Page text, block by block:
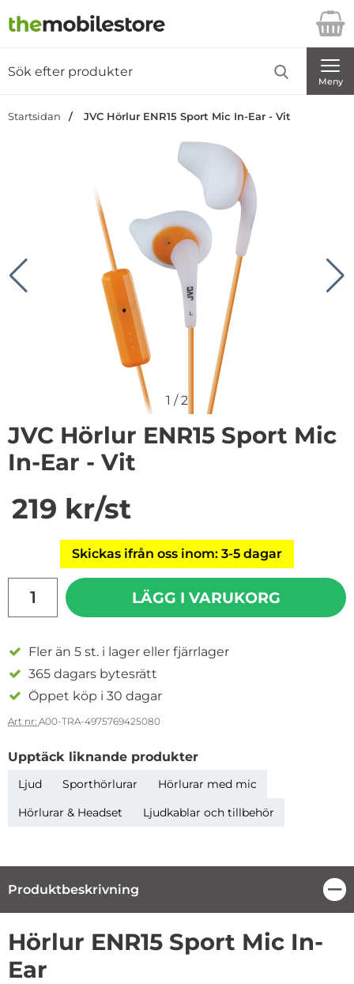
Startsidan för Danira Telecom AB
Meny
Startsidan JVC Hörlur ENR15 Sport Mic In-Ear - Vit
1 /2
JVC Hörlur ENR15 Sport Mic
In-Ear - Vit
pris
219 kr/st
Skickas ifrån oss inom: 3-5 dagar
LÄGG I VARUKORG
Fler än 5 st. i lager eller fjärrlager
365 dagars bytesrätt
Öppet köp i 30 dagar
Art nr: A00-TRA-4975769425080
Upptäck liknande produkter
Ljud Sporthörlurar
Hörlurar med mic
Hörlurar & Headset
Ljudkablar och tillbehör
Produktbeskrivning
Hörlur ENR15 Sport Mic In-
Ear